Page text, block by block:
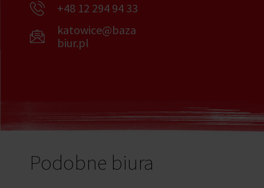
+48 12 294 94 33
katowice@baza
biur.pl
Podobne biura